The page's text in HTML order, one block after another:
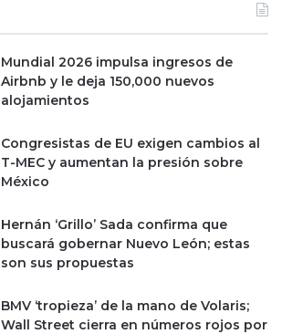
Mundial 2026 impulsa ingresos de
Airbnb y le deja 150,000 nuevos
alojamientos
Congresistas de EU exigen cambios al
T-MEC y aumentan la presión sobre
México
Hernán ‘Grillo’ Sada confirma que
buscará gobernar Nuevo León; estas
son sus propuestas
BMV ‘tropieza’ de la mano de Volaris;
Wall Street cierra en números rojos por